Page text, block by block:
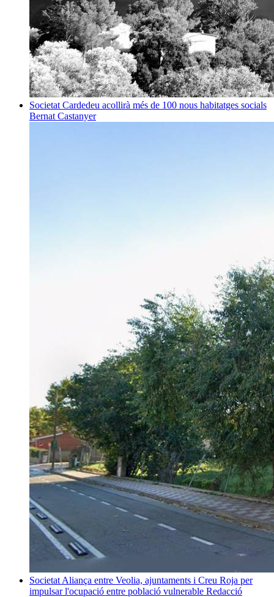
Societat Cardedeu acollirà més de 100 nous habitatges socials
Bernat Castanyer
Societat Aliança entre Veolia, ajuntaments i Creu Roja per
impulsar l'ocupació entre població vulnerable Redacció